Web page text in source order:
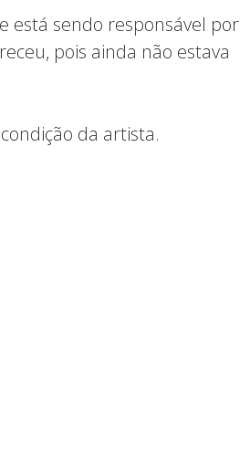
está sendo responsável por
pois ainda não estava
da artista.